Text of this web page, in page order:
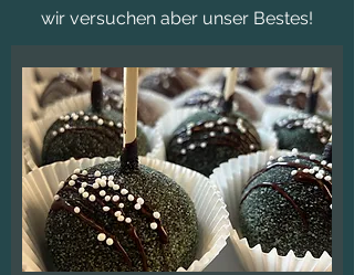
wir versuchen aber unser Bestes!